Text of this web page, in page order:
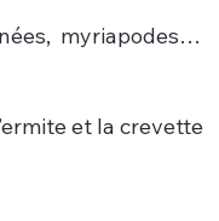
myriapodes…
et la crevette